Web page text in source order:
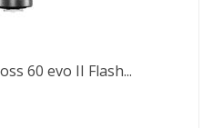
60 evo II Flash...